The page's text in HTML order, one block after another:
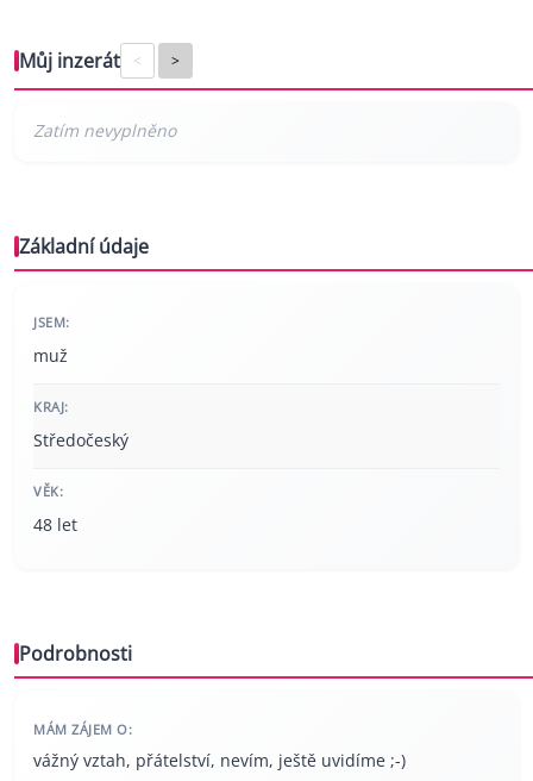
Můj inzerát < >
Základní údaje
JSEM:
muž
KRAJ:
Středočeský
VĚK:
48 let
Podrobnosti
MÁM ZÁJEM O:
vážný vztah, přátelství, nevím, ještě uvidíme ;-)